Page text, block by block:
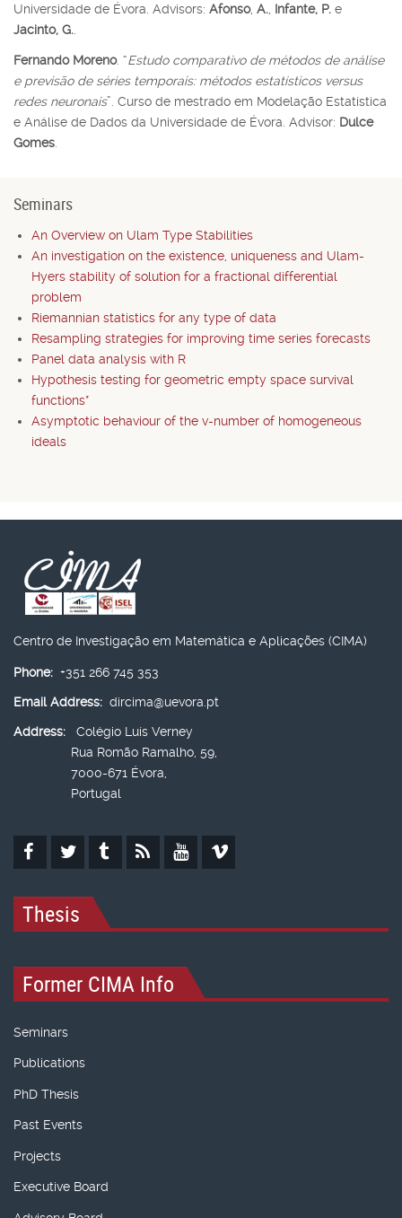
Universidade de Évora. Advisors: Afonso, A. Infante, P. e
Jacinto, G.
Fernando Moreno. “Estudo comparativo de métodos de análise
e previsão de séries temporais: métodos estatísticos versus
redes neuronais”. Curso de mestrado em Modelação Estatística
e Análise de Dados da Universidade de Évora. Advisor: Dulce
Gomes
Seminars
An Overview on Ulam Type Stabilities
An investigation on the existence, uniqueness and Ulam-
Hyers stability of solution for a fractional differential
problem
Riemannian statistics for any type of data
Resampling strategies for improving time series forecasts
Panel data analysis with R
Hypothesis testing for geometric empty space survival
functions*
Asymptotic behaviour of the v-number of homogeneous
ideals
Centro de Investigação em Matemática e Aplicações (CIMA)
Phone: +351 266 745 353
Email Address: dircima@uevora.pt
Address:
Colégio Luís Verney
Rua Romão Ramalho, 59,
7000-671 Évora,
Portugal
Thesis
Former CIMA Info
Seminars
Publications
PhD Thesis
Past Events
Projects
Executive Board